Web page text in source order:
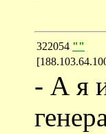
322054 ""
- А я